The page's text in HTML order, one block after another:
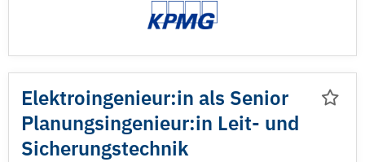
Elektroingenieur:in als Senior
Planungsingenieur:in Leit- und
Sicherungstechnik